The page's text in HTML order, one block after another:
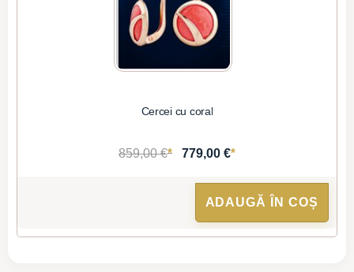
Cercei cu coral
859,00 €* 779,00 €*
ADAUGĂ ÎN COȘ